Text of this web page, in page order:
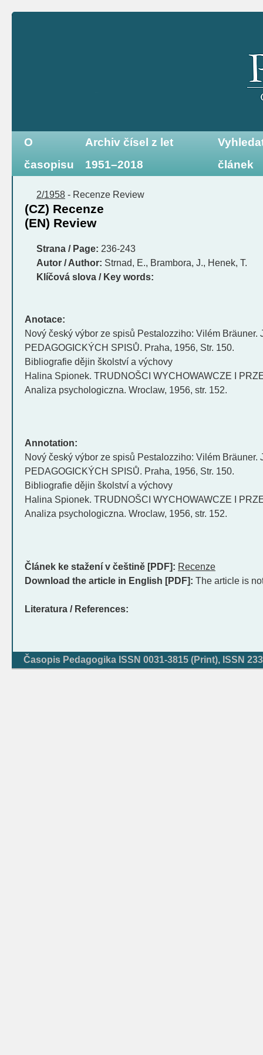
O
časopisu
Archiv čísel z let
1951–2018
článek
2/1958 - Recenze Review
(CZ) Recenze
(EN) Review
Strana / Page: 236-243
Autor / Author: Strnad, E., Brambora, J., Henek, T.
Klíčová slova / Key words:
Anotace:
Nový český výbor ze spisů Pestalozziho: Vilém Bräuner.
PEDAGOGICKÝCH SPISŮ. Praha, 1956, Str. 150.
Bibliografie dějin školství a výchovy
Halina Spionek. TRUDNOŠCI WYCHOWAWCZE I
Analiza psychologiczna. Wroclaw, 1956, str. 152.
Annotation:
Nový český výbor ze spisů Pestalozziho: Vilém Bräuner.
PEDAGOGICKÝCH SPISŮ. Praha, 1956, Str. 150.
Bibliografie dějin školství a výchovy
Halina Spionek. TRUDNOŠCI WYCHOWAWCZE I
Analiza psychologiczna. Wroclaw, 1956, str. 152.
Článek ke stažení v češtině [PDF]: Recenze
Download the article in English [PDF]: The article is
Literatura / References:
Časopis Pedagogika ISSN 0031-3815 (Print), ISSN